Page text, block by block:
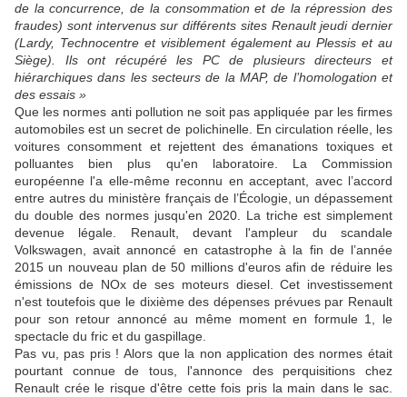
de la concurrence, de la consommation et de la répression des
fraudes) sont intervenus sur différents sites Renault jeudi dernier
(Lardy, Technocentre et visiblement également au Plessis et au
Siège). Ils ont récupéré les PC de plusieurs directeurs et
hiérarchiques dans les secteurs de la MAP, de l’homologation et
des essais »
Que les normes anti pollution ne soit pas appliquée par les firmes
automobiles est un secret de polichinelle. En circulation réelle, les
voitures consomment et rejettent des émanations toxiques et
polluantes bien plus qu'en laboratoire. La Commission
européenne l'a elle-même reconnu en acceptant, avec l’accord
entre autres du ministère français de l’Écologie, un dépassement
du double des normes jusqu'en 2020. La triche est simplement
devenue légale. Renault, devant l'ampleur du scandale
Volkswagen, avait annoncé en catastrophe à la fin de l’année
2015 un nouveau plan de 50 millions d'euros afin de réduire les
émissions de NOx de ses moteurs diesel. Cet investissement
n'est toutefois que le dixième des dépenses prévues par Renault
pour son retour annoncé au même moment en formule 1, le
spectacle du fric et du gaspillage.
Pas vu, pas pris ! Alors que la non application des normes était
pourtant connue de tous, l'annonce des perquisitions chez
Renault crée le risque d'être cette fois pris la main dans le sac.